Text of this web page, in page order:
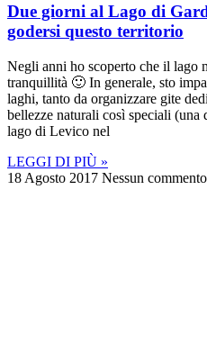
Due giorni al Lago di
godersi questo territorio
Negli anni ho scoperto che il lago
tranquillità 🙂 In generale, sto
laghi, tanto da organizzare gite
bellezze naturali così speciali (una
lago di Levico nel
LEGGI DI PIÙ »
18 Agosto 2017 Nessun commento